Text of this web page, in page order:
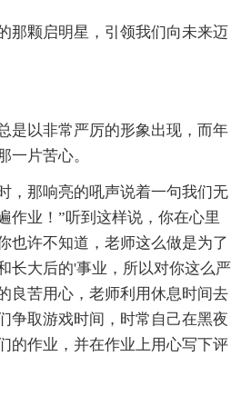
那颗启明星，引领我们向未来迈
是以非常严厉的形象出现，而年
一片苦心。
，那响亮的吼声说着一句我们无
作业！”听到这样说，你在心里
也许不知道，老师这么做是为了
长大后的'事业，所以对你这么严
良苦用心，老师利用休息时间去
争取游戏时间，时常自己在黑夜
的作业，并在作业上用心写下评